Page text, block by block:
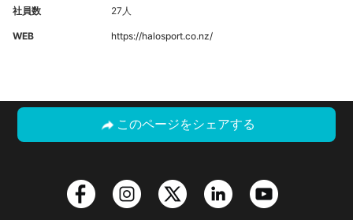
社員数 27人
WEB https://halosport.co.nz/
このページをシェアする